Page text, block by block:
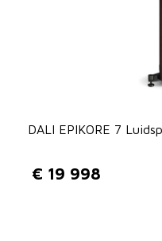
DALI EPIKORE 7
€ 19 998